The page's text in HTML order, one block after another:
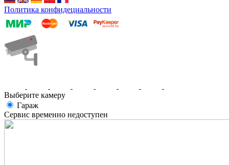
Политика конфидециальности
Выберите камеру
Гараж
Сервис временно недоступен